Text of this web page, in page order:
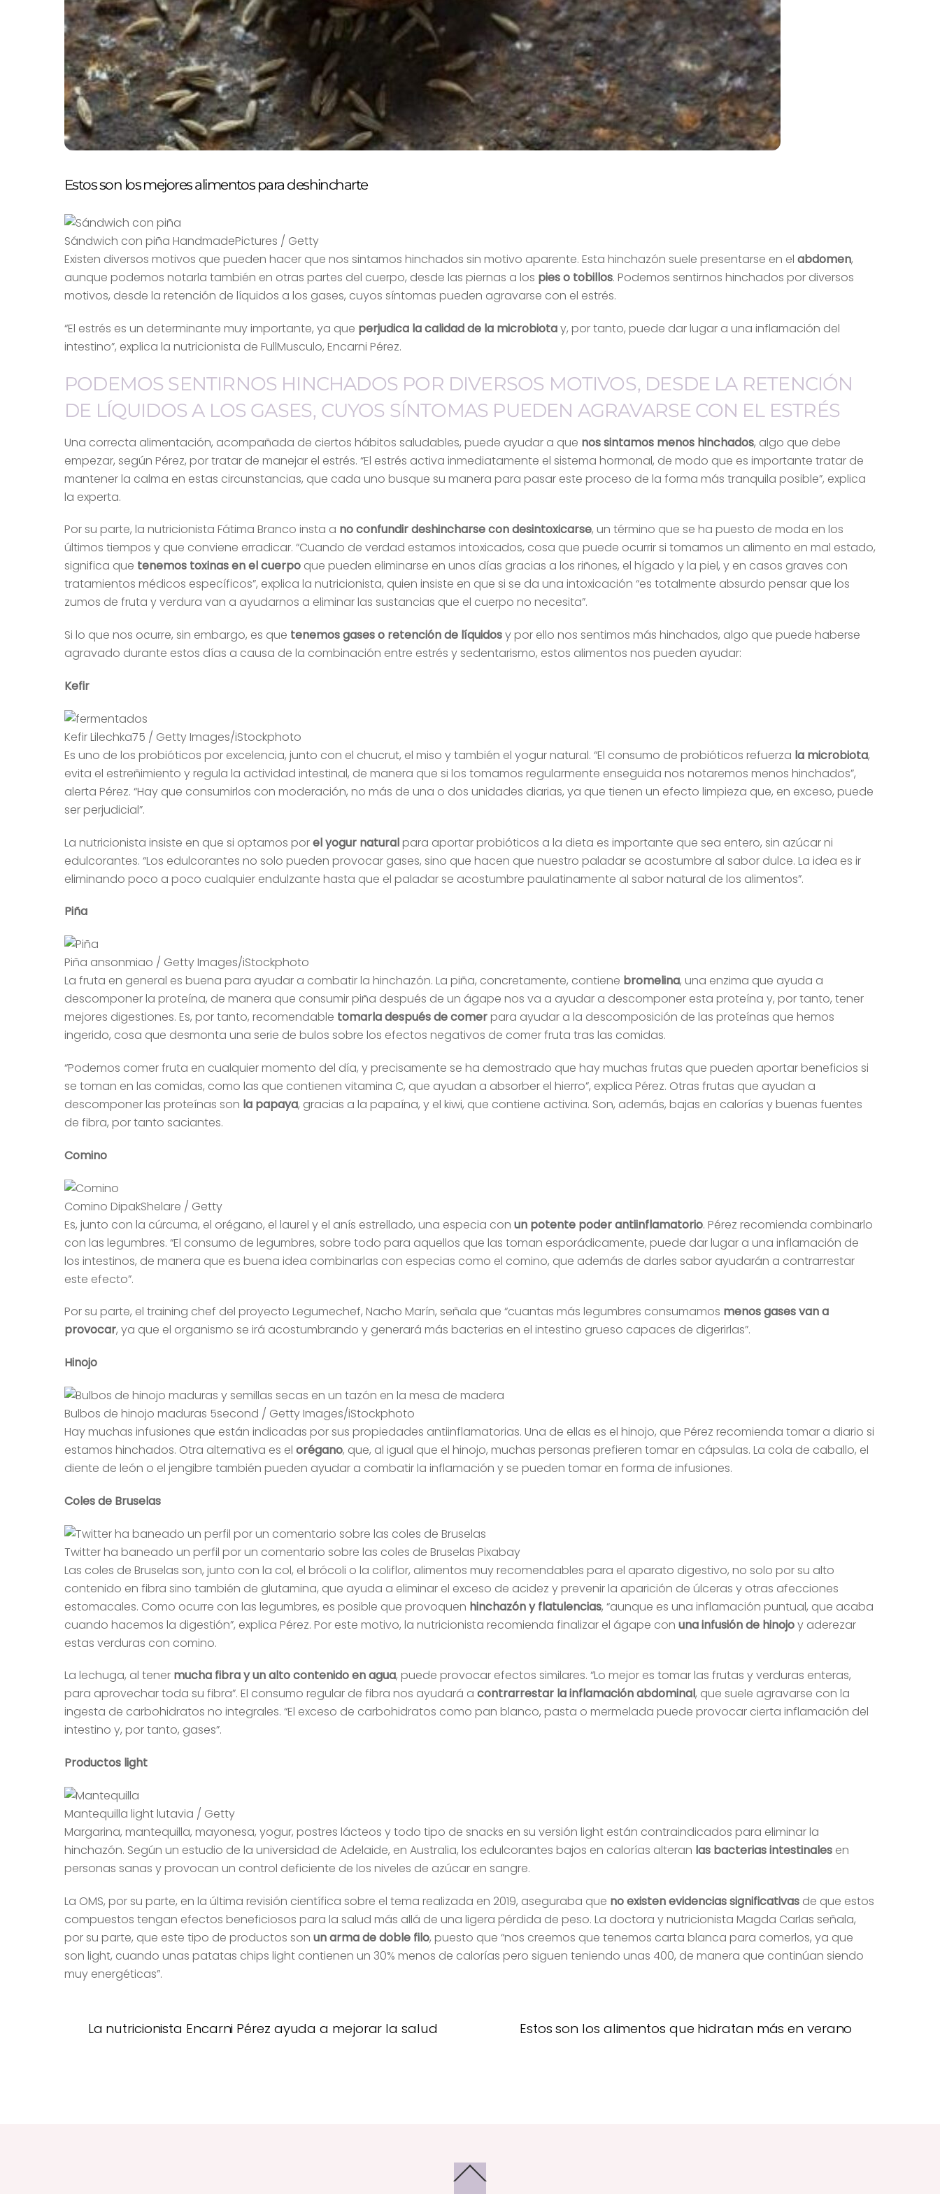
Estos son los mejores alimentos para deshincharte
Sándwich con piña HandmadePictures / Getty
Existen diversos motivos que pueden hacer que nos sintamos hinchados sin motivo aparente. Esta hinchazón suele presentarse en el abdomen,
aunque podemos notarla también en otras partes del cuerpo, desde las piernas a los pies o tobillos. Podemos sentirnos hinchados por diversos
motivos, desde la retención de líquidos a los gases, cuyos síntomas pueden agravarse con el estrés.
“El estrés es un determinante muy importante, ya que perjudica la calidad de la microbiotay, por tanto, puede dar lugar a una inflamación del
intestino”, explica la nutricionista de FullMusculo, Encarni Pérez.
PODEMOS SENTIRNOS HINCHADOS POR DIVERSOS MOTIVOS, DESDE LA RETENCIÓN
DE LÍQUIDOS A LOS GASES, CUYOS SÍNTOMAS PUEDEN AGRAVARSE CON EL ESTRÉS
Una correcta alimentación, acompañada de ciertos hábitos saludables, puede ayudar a que nos sintamos menos hinchados, algo que debe
empezar, según Pérez, por tratar de manejar el estrés. “El estrés activa inmediatamente el sistema hormonal, de modo que es importante tratar de
mantener la calma en estas circunstancias, que cada uno busque su manera para pasar este proceso de la forma más tranquila posible”, explica
la experta.
Por su parte, la nutricionista Fátima Branco insta a no confundir deshincharse con desintoxicarse, un término que se ha puesto de moda en los
últimos tiempos y que conviene erradicar. “Cuando de verdad estamos intoxicados, cosa que puede ocurrir si tomamos un alimento en mal estado,
significa que tenemos toxinas en el cuerpo que pueden eliminarse en unos días gracias a los riñones, el hígado y la piel, y en casos graves con
tratamientos médicos específicos”, explica la nutricionista, quien insiste en que si se da una intoxicación “es totalmente absurdo pensar que los
zumos de fruta y verdura van a ayudarnos a eliminar las sustancias que el cuerpo no necesita”.
Si lo que nos ocurre, sin embargo, es que tenemos gases o retención de líquidosy por ello nos sentimos más hinchados, algo que puede haberse
agravado durante estos días a causa de la combinación entre estrés y sedentarismo, estos alimentos nos pueden ayudar:
Kefir
Kefir Lilechka75 / Getty Images/iStockphoto
Es uno de los probióticos por excelencia, junto con el chucrut, el miso y también el yogur natural. “El consumo de probióticos refuerza la microbiota,
evita el estreñimiento y regula la actividad intestinal, de manera que si los tomamos regularmente enseguida nos notaremos menos hinchados”,
alerta Pérez. “Hay que consumirlos con moderación, no más de una o dos unidades diarias, ya que tienen un efecto limpieza que, en exceso, puede
ser perjudicial”.
La nutricionista insiste en que si optamos porel yogur naturalpara aportar probióticos a la dieta es importante que sea entero, sin azúcar ni
edulcorantes. “Los edulcorantes no solo pueden provocar gases, sino que hacen que nuestro paladar se acostumbre al sabor dulce. La idea es ir
eliminando poco a poco cualquier endulzante hasta que el paladar se acostumbre paulatinamente al sabor natural de los alimentos”.
Piña
Piña ansonmiao / Getty Images/iStockphoto
La fruta en general es buena para ayudar a combatir la hinchazón. La piña, concretamente, contiene bromelina, una enzima que ayuda a
descomponer la proteína, de manera que consumir piña después de un ágape nos va a ayudar a descomponer esta proteína y, por tanto, tener
mejores digestiones. Es, por tanto, recomendable tomarla después de comerpara ayudar a la descomposición de las proteínas que hemos
ingerido, cosa que desmonta una serie de bulos sobre los efectos negativos de comer fruta tras las comidas.
“Podemos comer fruta en cualquier momento del día, y precisamente se ha demostrado que hay muchas frutas que pueden aportar beneficios si
se toman en las comidas, como las que contienen vitamina C, que ayudan a absorber el hierro”, explica Pérez. Otras frutas que ayudan a
descomponer las proteínas son la papaya, gracias a la papaína, y el kiwi, que contiene activina. Son, además, bajas en calorías y buenas fuentes
de fibra, por tanto saciantes.
Comino
Comino DipakShelare / Getty
Es, junto con la cúrcuma, el orégano, el laurel y el anís estrellado, una especia con un potente poder antiinflamatorio. Pérez recomienda combinarlo
con las legumbres. “El consumo de legumbres, sobre todo para aquellos que las toman esporádicamente, puede dar lugar a una inflamación de
los intestinos, de manera que es buena idea combinarlas con especias como el comino, que además de darles sabor ayudarán a contrarrestar
este efecto”.
Por su parte, el training chef del proyecto Legumechef, Nacho Marín, señala que “cuantas más legumbres consumamos menos gases van a
provocar, ya que el organismo se irá acostumbrando y generará más bacterias en el intestino grueso capaces de digerirlas”.
Hinojo
Bulbos de hinojo maduras 5second / Getty Images/iStockphoto
Hay muchas infusiones que están indicadas por sus propiedades antiinflamatorias. Una de ellas es el hinojo, que Pérez recomienda tomar a diario si
estamos hinchados. Otra alternativa es el orégano, que, al igual que el hinojo, muchas personas prefieren tomar en cápsulas. La cola de caballo, el
diente de león o el jengibre también pueden ayudar a combatir la inflamación y se pueden tomar en forma de infusiones.
Coles de Bruselas
Twitter ha baneado un perfil por un comentario sobre las coles de Bruselas Pixabay
Las coles de Bruselas son, junto con la col, el brócoli o la coliflor, alimentos muy recomendables para el aparato digestivo, no solo por su alto
contenido en fibra sino también de glutamina, que ayuda a eliminar el exceso de acidez y prevenir la aparición de úlceras y otras afecciones
estomacales. Como ocurre con las legumbres, es posible que provoquen hinchazón y flatulencias, “aunque es una inflamación puntual, que acaba
cuando hacemos la digestión”, explica Pérez. Por este motivo, la nutricionista recomienda finalizar el ágape con una infusión de hinojoy aderezar
estas verduras con comino.
La lechuga, al tener mucha fibra y un alto contenido en agua, puede provocar efectos similares. “Lo mejor es tomar las frutas y verduras enteras,
para aprovechar toda su fibra”. El consumo regular de fibra nos ayudará a contrarrestar la inflamación abdominal, que suele agravarse con la
ingesta de carbohidratos no integrales. “El exceso de carbohidratos como pan blanco, pasta o mermelada puede provocar cierta inflamación del
intestino y, por tanto, gases”.
Productos light
Mantequilla light lutavia / Getty
Margarina, mantequilla, mayonesa, yogur, postres lácteos y todo tipo de snacks en su versión light están contraindicados para eliminar la
hinchazón. Según un estudio de la universidad de Adelaide, en Australia, los edulcorantes bajos en calorías alteran las bacterias intestinales en
personas sanas y provocan un control deficiente de los niveles de azúcar en sangre.
La OMS, por su parte, en la última revisión científica sobre el tema realizada en 2019, aseguraba que no existen evidencias significativas de que estos
compuestos tengan efectos beneficiosos para la salud más allá de una ligera pérdida de peso. La doctora y nutricionista Magda Carlas señala,
por su parte, que este tipo de productos son un arma de doble filo, puesto que “nos creemos que tenemos carta blanca para comerlos, ya que
son light, cuando unas patatas chips light contienen un 30% menos de calorías pero siguen teniendo unas 400, de manera que continúan siendo
muy energéticas”.
La nutricionista Encarni Pérez ayuda a mejorar la salud Estos son los alimentos que hidratan más en verano
To